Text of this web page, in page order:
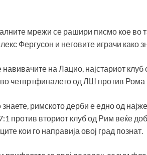
мрежи се рашири писмо кое во
Фергусон и неговите играчи како
навивачите на Лацио, најстариот
четвртфиналето од ЛШ против
римското дерби е едно од
против вториот клуб од Рим веќе
кои го направија овој град познат.